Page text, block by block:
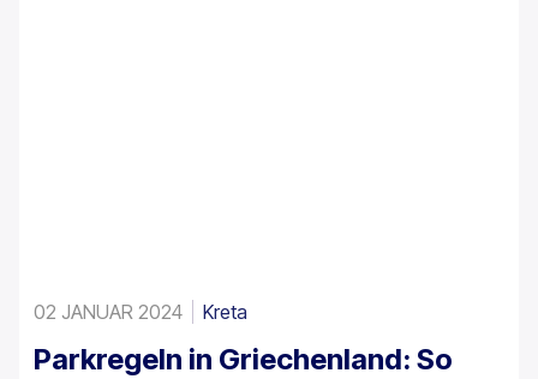
02 JANUAR 2024 Kreta
Parkregeln in Griechenland: So